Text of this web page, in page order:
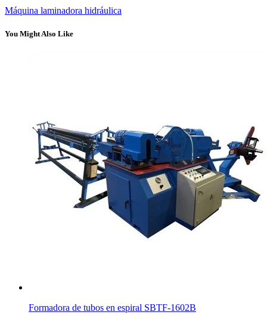
Máquina laminadora hidráulica
You Might Also Like
Formadora de tubos en espiral SBTF-1602B